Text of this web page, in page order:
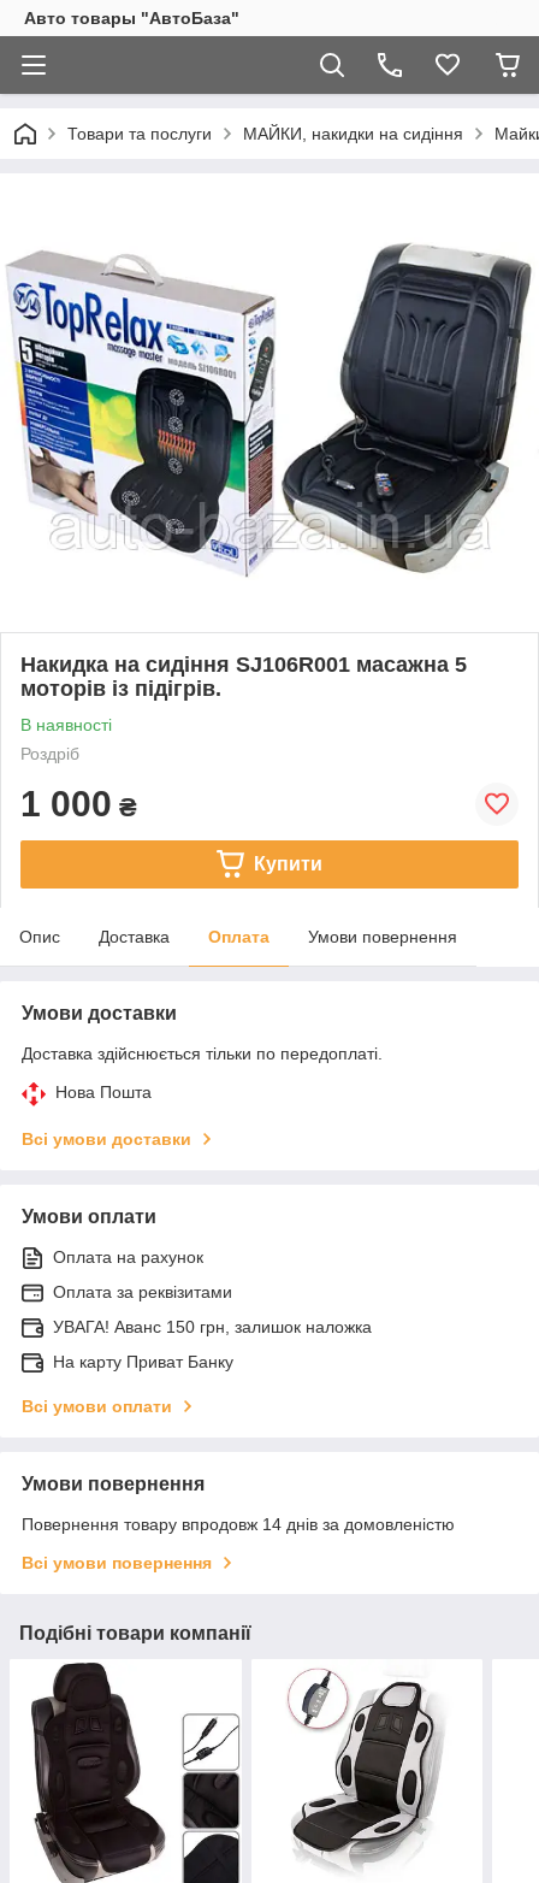
Авто товары "АвтоБаза"
Товари та послуги МАЙКИ, накидки на сидіння
Накидка на сидіння SJ106R001 масажна 5
моторів із підігрів.
В наявності
Роздріб
1 000 ₴
Купити
Опис Доставка Оплата Умови повернення
Умови доставки
Доставка здійснюється тільки по передоплаті.
Нова Пошта
Всі умови доставки
Умови оплати
Оплата на рахунок
Оплата за реквізитами
УВАГА! Аванс 150 грн, залишок наложка
На карту Приват Банку
Всі умови оплати
Умови повернення
Повернення товару впродовж 14 днів за домовленістю
Всі умови повернення
Подібні товари компанії